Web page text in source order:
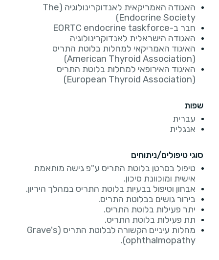
האגודה האמריקאית לאנדוקרינולוגיה (The
Endocrine Society)
חבר ב-EORTC endocrine taskforce
האגודה הישראלית לאנדוקרינולוגיה
האיגוד האמריקאי למחלות בלוטת התריס
(American Thyroid Association)
האיגוד האירופאי למחלות בלוטת התריס
(European Thyroid Association)
שפות
עברית
אנגלית
סוגי טיפולים/ניתוחים
טיפול בסרטן בלוטת התריס ע"פ גישה מותאמת
אישית ומוכוונת סיכון.
אבחון וטיפול בבעיות בלוטת התריס במהלך היריון.
בירור גושים בבלוטת התריס.
יתר פעילות בלוטת התריס.
תת פעילות בלוטת התריס.
מחלות עיניים הקשורה לבלוטת התריס (Grave's
ophthalmopathy).